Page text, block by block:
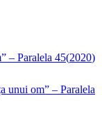
– Paralela 45(2020)
unui om” – Paralela